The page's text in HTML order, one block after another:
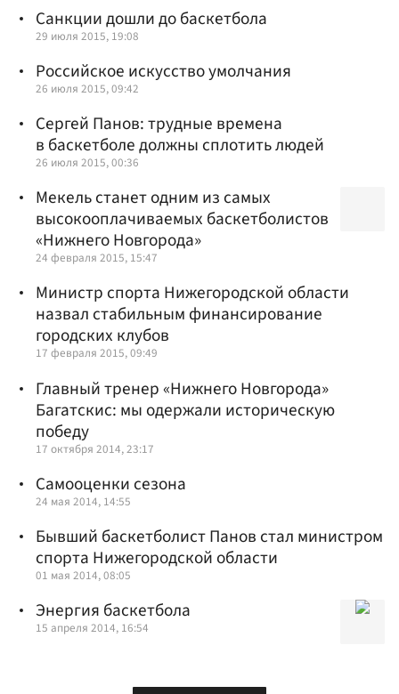
Санкции дошли до баскетбола
29 июля 2015, 19:08
Российское искусство умолчания
26 июля 2015, 09:42
Сергей Панов: трудные времена
в баскетболе должны сплотить людей
26 июля 2015, 00:36
Мекель станет одним из самых
высокооплачиваемых баскетболистов
«Нижнего Новгорода»
24 февраля 2015, 15:47
Министр спорта Нижегородской области
назвал стабильным финансирование
городских клубов
17 февраля 2015, 09:49
Главный тренер «Нижнего Новгорода»
Багатскис: мы одержали историческую
победу
17 октября 2014, 23:17
Самооценки сезона
24 мая 2014, 14:55
Бывший баскетболист Панов стал министром
спорта Нижегородской области
01 мая 2014, 08:05
Энергия баскетбола
15 апреля 2014, 16:54